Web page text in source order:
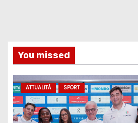
i
c
o
l
You missed
ATTUALITÀ SPORT